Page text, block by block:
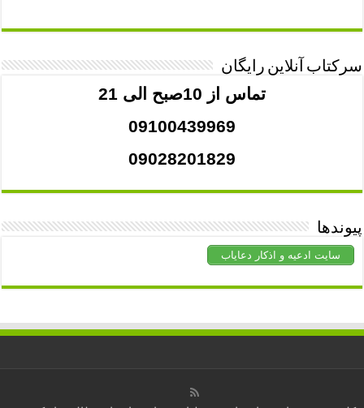
سرکتاب آنلاین رایگان
تماس از 10صبح الی 21
09100439969
09028201829
پیوندها
سایت ادعیه و اذکار دعایاب